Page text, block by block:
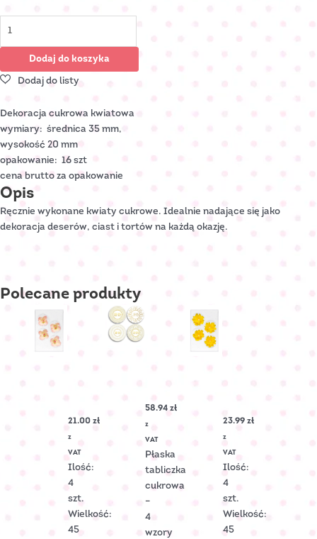
Dodaj do koszyka
Dekoracja cukrowa kwiatowa
wymiary: średnica 35 mm,
wysokość 20 mm
opakowanie: 16 szt
cena brutto za opakowanie
Opis
Ręcznie wykonane kwiaty cukrowe. Idealnie nadające się jako
dekoracja deserów, ciast i tortów na każdą okazję.
Polecane produkty
Nr
Art.:
21.00 zł
z
VAT
Ilość:
4
szt.
Wielkość:
45
DRUK
Nr
58.94zł
z
VAT
Płaska
tabliczka
cukrowa
–
4
wzory
Nr
Art.:
23.99zł
z
VAT
Ilość:
4
szt.
Wielkość:
45